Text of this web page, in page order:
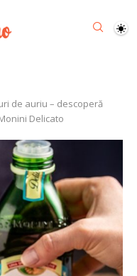
de auriu – descoperă
Delicato